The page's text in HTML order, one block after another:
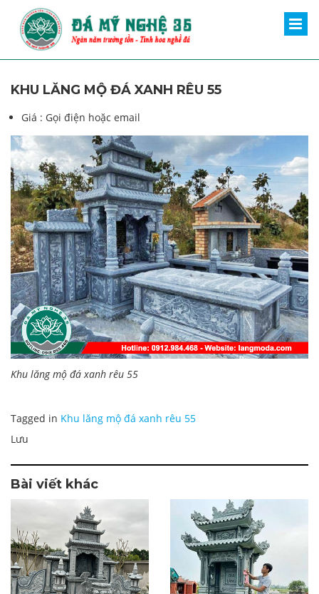
KHU LĂNG MỘ ĐÁ XANH RÊU 55
Giá : Gọi điện hoặc email
Khu lăng mộ đá xanh rêu 55
Tagged in Khu lăng mộ đá xanh rêu 55
Lưu
Bài viết khác